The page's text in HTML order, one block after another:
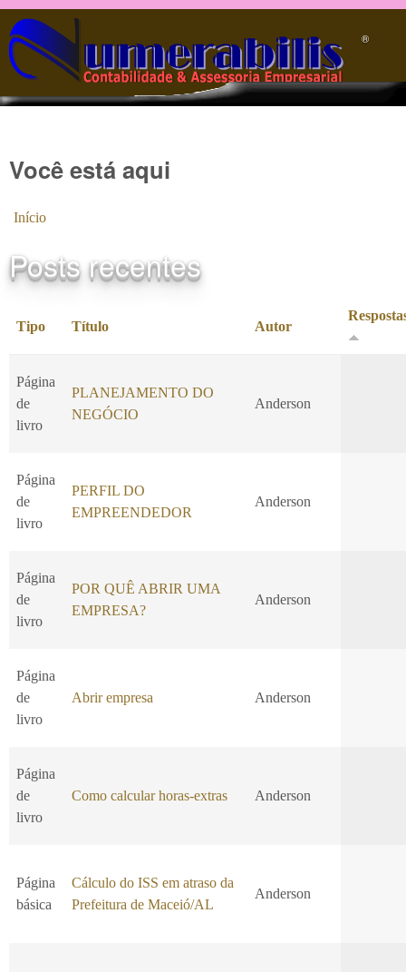
Pular para o conteúdo principal
®️
Você está aqui
Início
Posts recentes
Tipo Título Autor
Página
de
livro
PLANEJAMENTO DO
NEGÓCIO
Anderson
Página
de
livro
PERFIL DO
EMPREENDEDOR
Anderson
Página
de
livro
POR QUÊ ABRIR UMA
EMPRESA?
Anderson
Página
de
livro
Abrir empresa Anderson
Página
de
livro
Como calcular horas-extras Anderson
Página
básica
Cálculo do ISS em atraso da
Prefeitura de Maceió/AL
Anderson